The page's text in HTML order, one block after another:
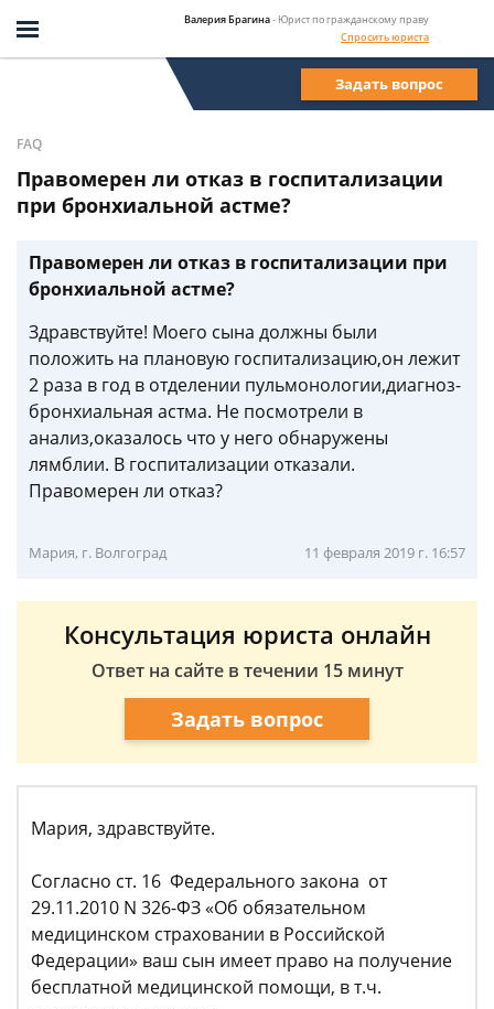
Валерия Брагина- Юрист по гражданскому праву
Спросить юриста
Задать вопрос
FAQ
Правомерен ли отказ в госпитализации
при бронхиальной астме?
Правомерен ли отказ в госпитализации при
бронхиальной астме?
Здравствуйте! Моего сына должны были
положить на плановую госпитализацию,он лежит
2 раза в год в отделении пульмонологии,диагноз-
бронхиальная астма. Не посмотрели в
анализ,оказалось что у него обнаружены
лямблии. В госпитализации отказали.
Правомерен ли отказ?
Мария, г. Волгоград 11 февраля 2019 г. 16:57
Консультация юриста онлайн
Ответ на сайте в течении 15 минут
Задать вопрос
Мария, здравствуйте.
Согласно ст. 16 Федерального закона от
29.11.2010 N 326-ФЗ «Об обязательном
медицинском страховании в Российской
Федерации» ваш сын имеет право на получение
бесплатной медицинской помощи, в т.ч.